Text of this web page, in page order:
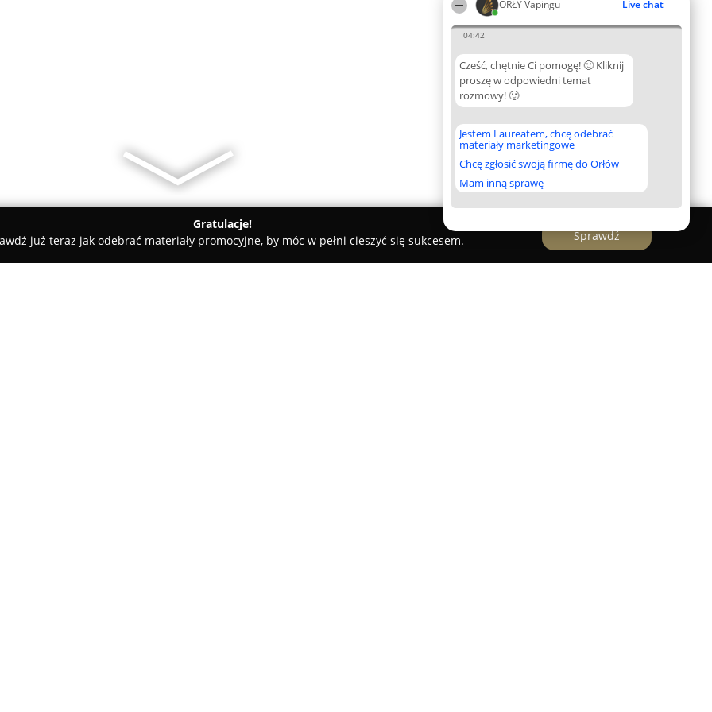
ORŁY Vapingu Live chat
04:42
Cześć, chętnie Ci pomogę! 🙂 Kliknij
proszę w odpowiedni temat
rozmowy! 🙂
Jestem Laureatem, chcę odebrać
materiały marketingowe
Chcę zgłosić swoją firmę do Orłów
Mam inną sprawę
Gratulacje!
już teraz jak odebrać materiały promocyjne, by móc w pełni cieszyć się sukcesem.
Sprawdź